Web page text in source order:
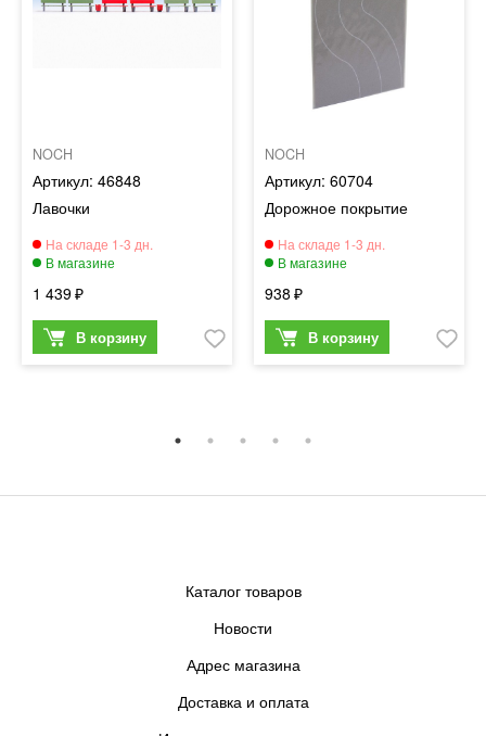
NOCH
46848
Лавочки
1 439
NOCH
60704
Дорожное покрытие
938
Каталог товаров
Новости
Адрес магазина
Доставка и оплата